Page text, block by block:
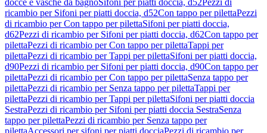
docce e vasche da bagnoSifoni per piatti doccia, d52Pezzi di
ricambio per Sifoni per piatti doccia, d52Con tappo per pilettaPezzi
di ricambio per Con tappo per pilettaSifoni per piatti doccia,
d62Pezzi di ricambio per Sifoni per piatti doccia, d62Con tappo per
pilettaPezzi di ricambio per Con tappo per pilettaTappi per
pilettaPezzi di ricambio per Tappi per pilettaSifoni per piatti doccia,
d90Pezzi di ricambio per Sifoni per piatti doccia, d90Con tappo per
pilettaPezzi di ricambio per Con tappo per pilettaSenza tappo per
pilettaPezzi di ricambio per Senza tappo per pilettaTappi per
pilettaPezzi di ricambio per Tappi per pilettaSifoni per piatti doccia
SestraPezzi di ricambio per Sifoni per piatti doccia SestraSenza
tappo per pilettaPezzi di ricambio per Senza tappo per
pilettaAccessori per sifoni per piatti docciaPezzi di ricambio per